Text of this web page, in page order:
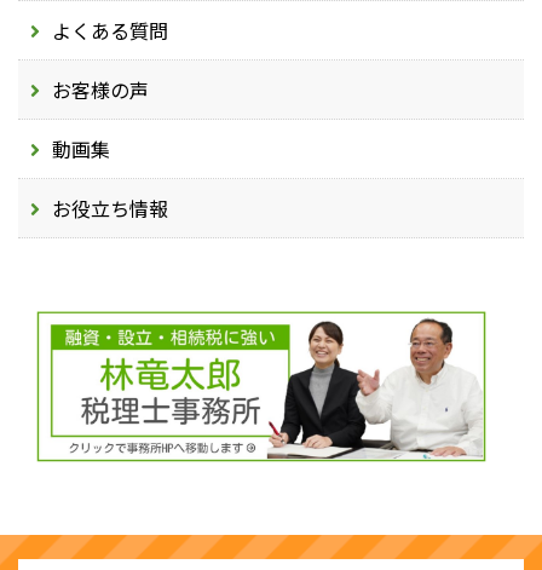
よくある質問
お客様の声
動画集
お役立ち情報